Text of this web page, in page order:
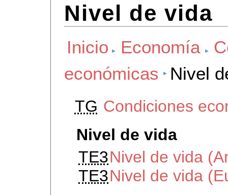
Nivel de vida
Inicio Economía
económicas
Nivel
TG Condiciones
Nivel de vida
TE3Nivel de vida
TE3Nivel de vida